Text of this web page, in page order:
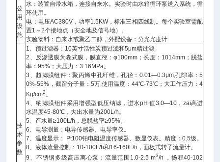
公
用
设
施
水：装置自带水箱，连接自来水。实验时由水箱循环泵送入系统，循
环使用。
电：电压AC380V，功率1.5KW，标准三相四线制。每个实验室需配
置1～2个接地点（安全地及信号地）。
实验物料：自来水或聚乙二醇，外配设备：分光光度计
技
术
参
数
1、预过滤器：10英寸活性炭预过滤和5μm精过滤.
2、反渗透膜为卷式膜，膜直径：φ100mm；长度：1014mm；脱盐
率：95%；大压力：3.16MPa。
3、超滤膜组件：聚丙烯中孔纤维，孔径：0.01—0.3μm,孔隙率：5
0%-55%，截留分子量：5万,使用温度：44℃-73℃；大工作压力：4
Kg/cm2。
4、纳滤膜组件采用增强型低压纳滤，进水pH 值3.0—10，zai高进
水温度45-80℃，大出水量为200L/h。
5、产水量≥100L/h，总脱盐率≥95%。
6、电导测量：电导传感器、电导率仪。
7、温度显示： Pt100铂电阻温度传感器、数显仪表。精度：0.5级。
8、液体流量控制：10-100L/h和16-160L/h，面板式转子流量计。
9、不锈钢多级高压离心泵：流量范围1.0-2.5 m3/h ，扬程40-102